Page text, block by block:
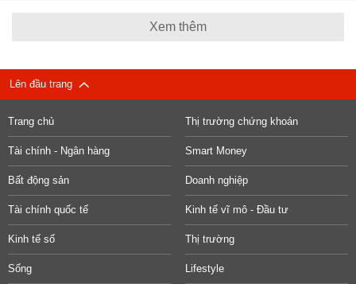
Xem thêm
Lên đầu trang
Trang chủ Thị trường chứng khoán
Tài chính - Ngân hàng Smart Money
Bất động sản Doanh nghiệp
Tài chính quốc tế Kinh tế vĩ mô - Đầu tư
Kinh tế số Thị trường
Sống Lifestyle